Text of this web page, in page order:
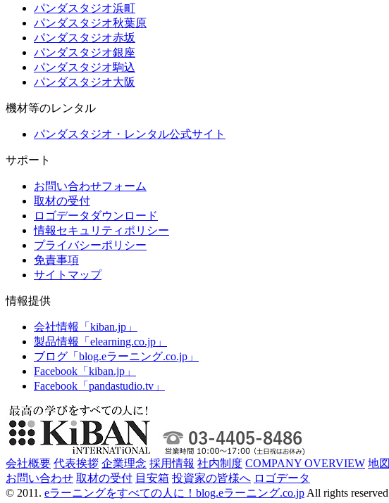
パンダスタジオ浜町
パンダスタジオ秋葉原
パンダスタジオ赤坂
パンダスタジオ銀座
パンダスタジオ駒込
パンダスタジオ大阪
機材等のレンタル
パンダスタジオ・レンタル公式サイト
サポート
お問い合わせフォーム
取材の受付
ロゴデータダウンロード
情報セキュリティポリシー
プライバシーポリシー
免責事項
サイトマップ
情報提供
会社情報「kiban.jp」
製品情報「elearning.co.jp」
ブログ「blog.eラーニング.co.jp」
Facebook「kiban.jp」
Facebook「pandastudio.tv」
会社概要 代表挨拶 企業理念 採用情報 社内制度 COMPANY OVERVIEW 地図
お問い合わせ 取材の受付 目安箱 投資家の皆様へ ロゴデータ
© 2011. eラーニングをすべての人に！blog.eラーニング.co.jp All rights reserved